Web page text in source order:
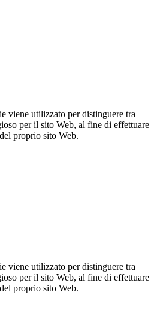
viene utilizzato per distinguere tra
per il sito Web, al fine di effettuare
proprio sito Web.
viene utilizzato per distinguere tra
per il sito Web, al fine di effettuare
proprio sito Web.